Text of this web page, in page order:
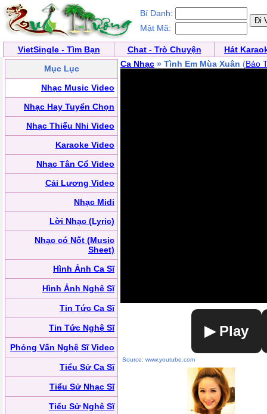
Bí Danh:
Mật Mã:
VietSingle - Tìm Bạn Chat - Trò Chuyện
Hát
Mục Lục
Nhạc Music Video
Nhạc Hay Tuyển Chọn
Nhạc Thiếu Nhi Video
Karaoke Video
Nhạc Tân Cổ Video
Cải Lương Video
Nhạc Midi
Lời Nhạc (Lyric)
Nhạc có Nốt (Music
Sheet)
Hình Ảnh Ca Sĩ
Hình Ảnh Nghệ Sĩ
Tin Tức Ca Sĩ
Tin Tức Nghệ Sĩ
Phỏng Vấn Nghệ Sĩ Video
Tiểu Sử Ca Sĩ
Tiểu Sử Nhạc Sĩ
Tiểu Sử Nghệ Sĩ
Ca Nhạc » Tình Em Mùa Xuân (Bảo
▶ Play
Source: www.youtube.com